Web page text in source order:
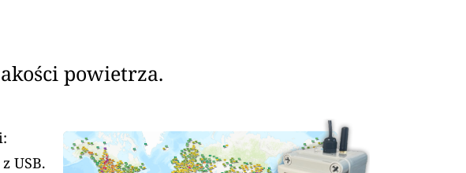
powietrza.
USB.